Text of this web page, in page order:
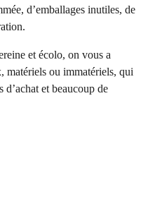
d’emballages inutiles, de
et écolo, on vous a
matériels ou immatériels, qui
d’achat et beaucoup de